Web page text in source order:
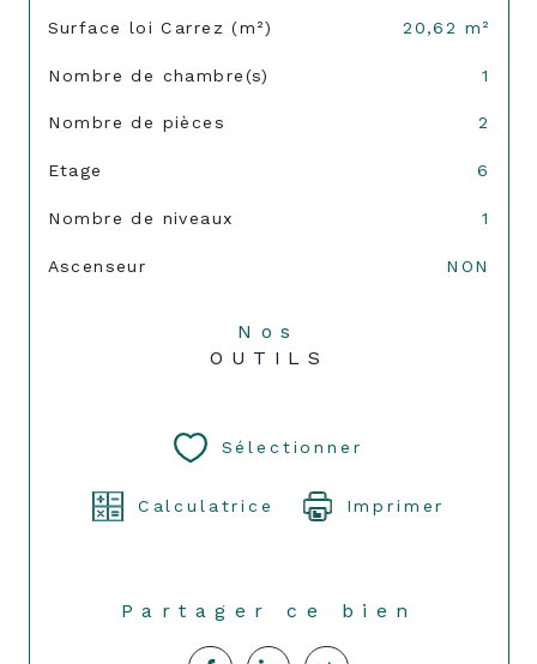
Surface loi Carrez (m²) 20,62 m²
Nombre de chambre(s) 1
Nombre de pièces 2
Etage 6
Nombre de niveaux 1
Ascenseur NON
Nos
OUTILS
Sélectionner
Calculatrice Imprimer
Partager ce bien